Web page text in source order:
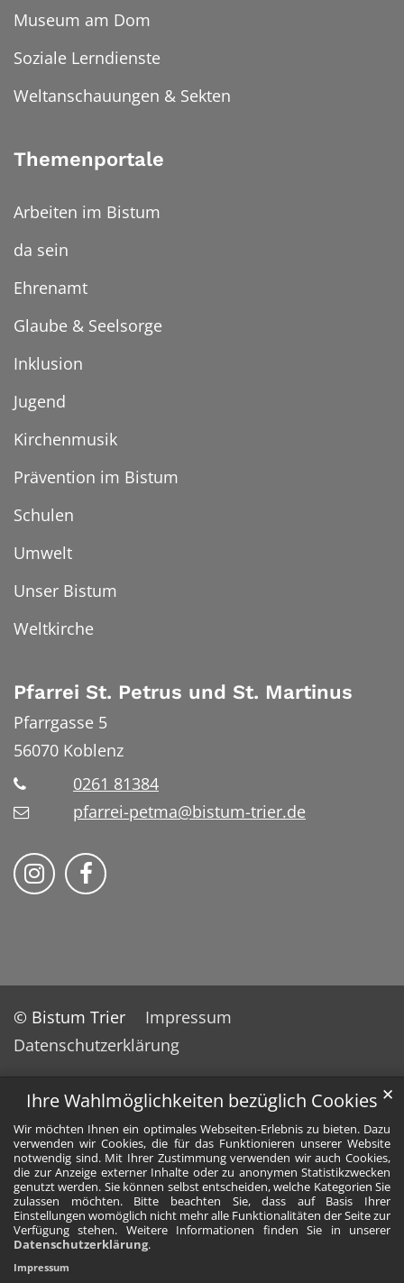
Ihre Wahlmöglichkeiten bezüglich Cookies
Wir möchten Ihnen ein optimales Webseiten-Erlebnis zu bieten. Dazu
verwenden wir Cookies, die für das Funktionieren unserer Website
notwendig sind. Mit Ihrer Zustimmung verwenden wir auch Cookies,
die zur Anzeige externer Inhalte oder zu anonymen Statistikzwecken
genutzt werden. Sie können selbst entscheiden, welche Kategorien Sie
zulassen möchten. Bitte beachten Sie, dass auf Basis Ihrer
Einstellungen womöglich nicht mehr alle Funktionalitäten der Seite zur
Verfügung stehen. Weitere Informationen finden Sie in unserer
Datenschutzerklärung.
✕
Impressum
Museum am Dom
Soziale Lerndienste
Weltanschauungen & Sekten
Themenportale
Arbeiten im Bistum
da sein
Ehrenamt
Glaube & Seelsorge
Inklusion
Jugend
Kirchenmusik
Prävention im Bistum
Schulen
Umwelt
Unser Bistum
Weltkirche
Pfarrei St. Petrus und St. Martinus
Pfarrgasse 5
56070 Koblenz
0261 81384
pfarrei-petma@bistum-trier.de
Bistum Trier auf Instragram
Bistum Trier auf Facebook
© Bistum Trier
Impressum
Datenschutzerklärung